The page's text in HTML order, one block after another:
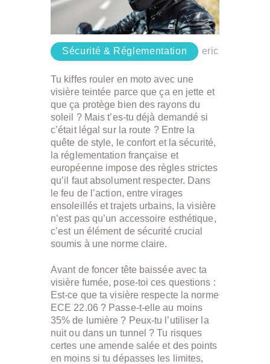
Sécurité & Réglementation eric
Tu kiffes rouler en moto avec une
visière teintée parce que ça en jette et
que ça protège bien des rayons du
soleil ? Mais t’es-tu déjà demandé si
c’était légal sur la route ? Entre la
quête de style, le confort et la sécurité,
la réglementation française et
européenne impose des règles strictes
qu’il faut absolument respecter. Dans
le feu de l’action, entre virages
ensoleillés et trajets urbains, la visière
n’est pas qu’un accessoire esthétique,
c’est un élément de sécurité crucial
soumis à une norme claire.
Avant de foncer tête baissée avec ta
visière fumée, pose-toi ces questions :
Est-ce que ta visière respecte la norme
ECE 22.06 ? Passe-t-elle au moins
35% de lumière ? Peux-tu l’utiliser la
nuit ou dans un tunnel ? Tu risques
certes une amende salée et des points
en moins si tu dépasses les limites,